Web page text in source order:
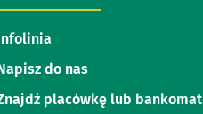
do nas
placówkę lub bankomat